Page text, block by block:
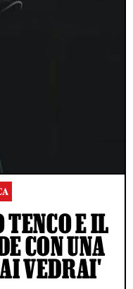
E IL
CON UNA
VEDRAI'